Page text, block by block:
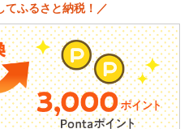
てふるさと納税！／